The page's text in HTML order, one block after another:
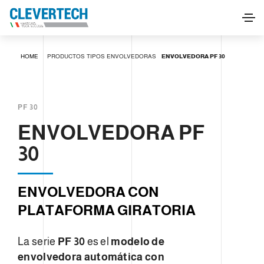
HOME PRODUCTOS TIPOS ENVOLVEDORAS ENVOLVEDORA PF 30
PF 30
ENVOLVEDORA PF
30
ENVOLVEDORA CON
PLATAFORMA GIRATORIA
La serie PF 30 es el modelo de
envolvedora automática con